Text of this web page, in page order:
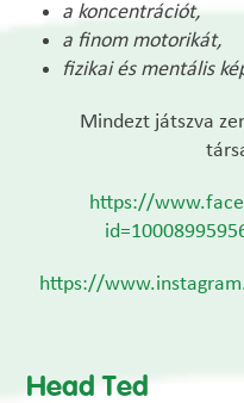
a koncentrációt,
a finom motorikát,
fizikai és mentális
Mindezt játszva
https://
https://
Head Ted